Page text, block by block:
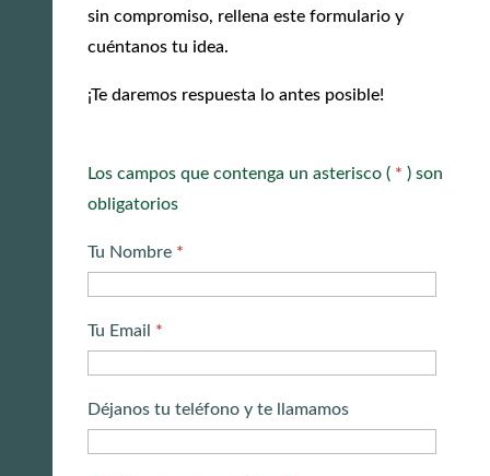
sin compromiso, rellena este formulario y
cuéntanos tu idea.
¡Te daremos respuesta lo antes posible!
Los campos que contenga un asterisco ( * ) son
obligatorios
Tu Nombre *
Tu Email *
Déjanos tu teléfono y te llamamos